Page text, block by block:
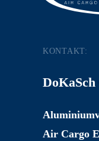
KONTAKT:
Air Cargo